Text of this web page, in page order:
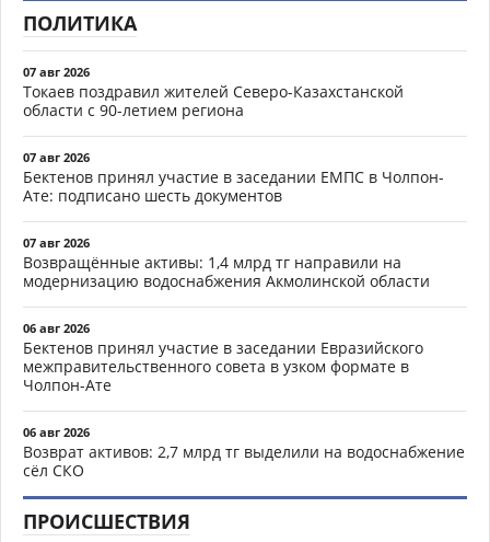
ПОЛИТИКА
07 авг 2026
Токаев поздравил жителей Северо-Казахстанской
области с 90-летием региона
07 авг 2026
Бектенов принял участие в заседании ЕМПС в Чолпон-
Ате: подписано шесть документов
07 авг 2026
Возвращённые активы: 1,4 млрд тг направили на
модернизацию водоснабжения Акмолинской области
06 авг 2026
Бектенов принял участие в заседании Евразийского
межправительственного совета в узком формате в
Чолпон-Ате
06 авг 2026
Возврат активов: 2,7 млрд тг выделили на водоснабжение
сёл СКО
ПРОИСШЕСТВИЯ